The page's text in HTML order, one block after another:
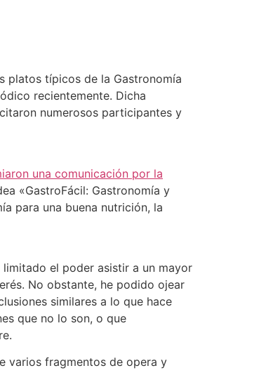
platos típicos de la Gastronomía
recientemente. Dicha
numerosos participantes y
una comunicación por la
«GastroFácil: Gastronomía y
para una buena nutrición, la
el poder asistir a un mayor
No obstante, he podido ojear
similares a lo que hace
que no lo son, o que
varios fragmentos de opera y